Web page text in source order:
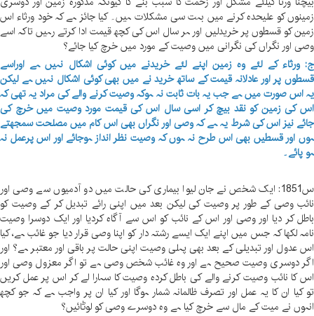
زمینوں کو علیحدہ کرنے میں بہت سی مشکلات ہیں۔ کیا جائز ہے کہ خود ورثاء اس
زمین کو قسطوں پر خریدلیں اور ہر سال اس کی کچھ قیمت ادا کرتے رہیں تاکہ اسے
وصی اور نگراں کی نگرانی میں وصیت کے مورد میں خرچ کیا جائے؟
ج: ورثاء کے لئے وہ زمین اپنے لئے خریدنے میں کوئی اشکال نہیں ہے اوراسے
قسطوں پر اور عادلانہ قیمت کے ساتھ خرید نے میں بھی کوئی اشکال نہیں ہے لیکن
یہ اس صورت میں ہے جب یہ بات ثابت نہ ہوکہ وصیت کرنے والے کی مراد یہ تھی کہ
اس کی زمین کو نقد بیچ کر اسی سال اس کی قیمت مورد وصیت میں خرچ کی
جائے نیز اس کی شرط یہ ہے کہ وصی اور نگراں بھی اس کام میں مصلحت سمجھتے
ہوں اور قسطیں بھی اس طرح نہ ہوں کہ وصیت نظر انداز ہوجائے اور اس پرعمل نہ
ہو پائے۔
س1851: ایک شخص نے جان لیوا بیماری کی حالت میں دو آدمیوں سے وصی اور
نائب وصی کے طور پر وصیت کی لیکن بعد میں اپنی رائے تبدیل کر کے وصیت کو
باطل کر دیا اور وصی اور اس کے نائب کو اس سے آگاہ کردیا اور ایک دوسرا وصیت
نامہ لکھا کہ جس میں اپنے ایک ایسے رشتہ دار کو اپنا وصی قرار دیا جو غائب ہے، کیا
اس عدول اور تبدیلی کے بعد بھی پہلی وصیت اپنی حالت پر باقی اور معتبر ہے؟ اور
اگر دوسری وصیت صحیح ہے اور وہ غائب شخص وصی ہے تو اگر معزول وصی اور
اس کا نائب وصیت کرنے والے کی باطل کردہ وصیت کا سہارا لے کر اس پر عمل کریں
تو کیا ان کا یہ عمل اور تصرف ظالمانہ شمار ہوگا اور کیا ان پر واجب ہے کہ جو کچھ
انہوں نے میت کے مال سے خرچ کیا ہے وہ دوسرے وصی کو لوٹائیں؟